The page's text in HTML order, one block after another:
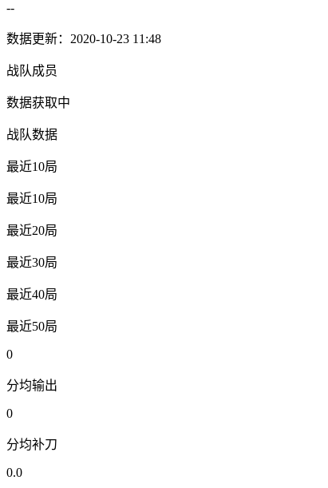
--
数据更新：2020-10-23 11:48
战队成员
数据获取中
战队数据
最近10局
最近10局
最近20局
最近30局
最近40局
最近50局
0
分均输出
0
分均补刀
0.0